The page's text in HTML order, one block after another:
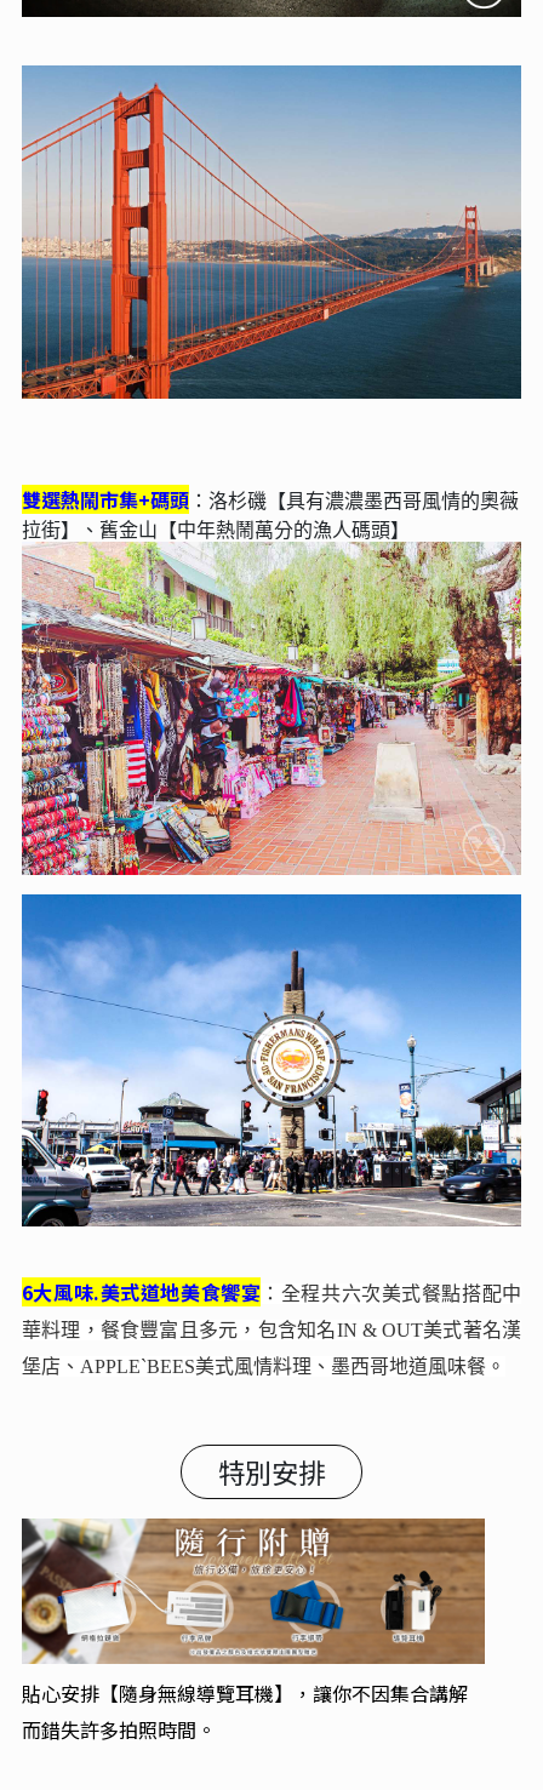
雙選熱鬧市集+碼頭：洛杉磯【具有濃濃墨西哥風情的奧薇
拉街】、舊金山【中年熱鬧萬分的漁人碼頭】
6大風味.美式道地美食饗宴 ：全程共六次美式餐點搭配中
華料理，餐食豐富且多元，包含知名IN & OUT美式著名漢
堡店、APPLE`BEES美式風情料理、墨西哥地道風味餐。
特別安排
貼心安排【隨身無線導覽耳機】，讓你不因集合講解
而錯失許多拍照時間。